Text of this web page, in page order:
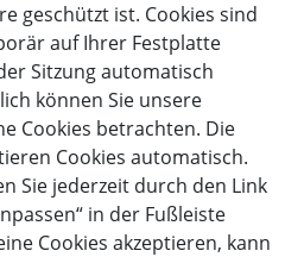
geschützt ist. Cookies sind
auf Ihrer Festplatte
Sitzung automatisch
können Sie unsere
Cookies betrachten. Die
Cookies automatisch.
Sie jederzeit durch den Link
in der Fußleiste
Cookies akzeptieren, kann